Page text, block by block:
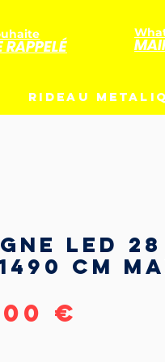
RAPPELÉ
RIDEAU
LED 28
cm
€